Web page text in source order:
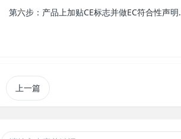
第六步：产品上加贴CE标志并做EC符合性声明.
上一篇